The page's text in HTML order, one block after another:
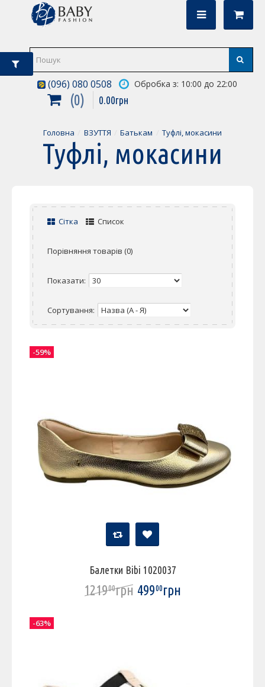
(096) 080 0508 Обробка з: 10:00 до 22:00
0 0.00грн
Головна ВЗУТТЯ Батькам Туфлі, мокасини
Туфлі, мокасини
Сітка Список
Порівняння товарів (0)
Показати:
Сортування:
Балетки Bibi 1020037
121900грн 49900грн
-59%
-63%